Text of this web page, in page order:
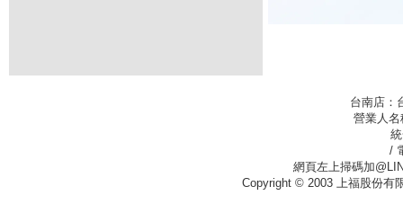
台南店：
營業人
/
網頁左上掃碼加
Copyright © 2003 上福股份有